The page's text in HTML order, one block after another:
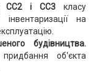
СС2 і СС3 класу
інвентаризації на
будівництва.
об'єкта